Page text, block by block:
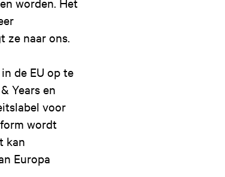
ze naar ons.
de EU op te
Years en
voor
wordt
kan
Europa